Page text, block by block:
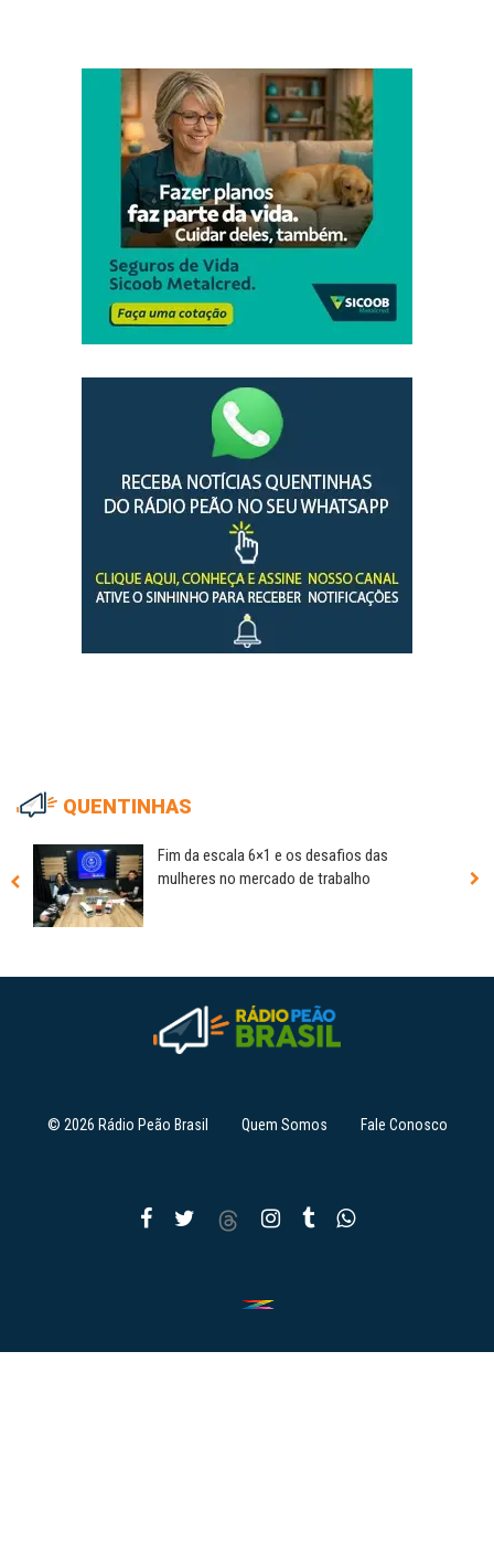
QUENTINHAS
Fim da escala 6×1 e os desafios das
mulheres no mercado de trabalho
© 2026 Rádio Peão Brasil Quem Somos Fale Conosco